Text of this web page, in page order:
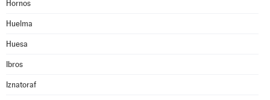
Hornos
Huelma
Huesa
Ibros
Iznatoraf